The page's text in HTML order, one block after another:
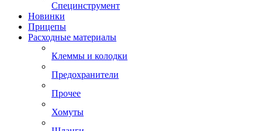
Специнструмент
Новинки
Прицепы
Расходные материалы
Клеммы и колодки
Предохранители
Прочее
Хомуты